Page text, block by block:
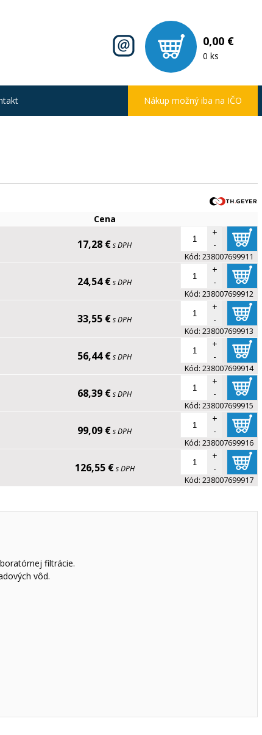
0,00 €
0 ks
Cena
17,28 €s DPH
+
-
Kód: 238007699911
24,54 €s DPH
+
-
Kód: 238007699912
33,55 €s DPH
+
-
Kód: 238007699913
56,44 €s DPH
+
-
Kód: 238007699914
68,39 €s DPH
+
-
Kód: 238007699915
99,09 €s DPH
+
-
Kód: 238007699916
126,55 € s DPH
+
-
Kód: 238007699917
filtrácie.
vôd.
Nákup možný iba na IČO